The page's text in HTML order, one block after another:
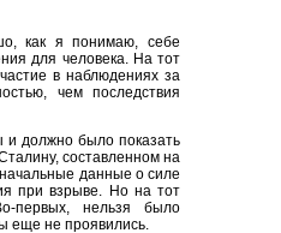
как я понимаю, себе
для человека. На тот
в наблюдениях за
чем последствия
и должно было показать
составленном на
данные о силе
при взрыве. Но на тот
первых, нельзя было
еще не проявились.